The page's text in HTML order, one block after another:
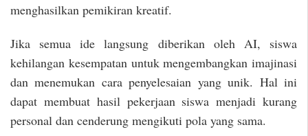
menghasilkan pemikiran kreatif.
Jika semua ide langsung diberikan oleh AI, siswa
kehilangan kesempatan untuk mengembangkan imajinasi
dan menemukan cara penyelesaian yang unik. Hal ini
dapat membuat hasil pekerjaan siswa menjadi kurang
personal dan cenderung mengikuti pola yang sama.